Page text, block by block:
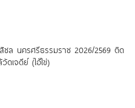
ชล นครศรีธรรมราช 2026/2569 ติด
วัดเจดีย์ (ไอ้ไข่)